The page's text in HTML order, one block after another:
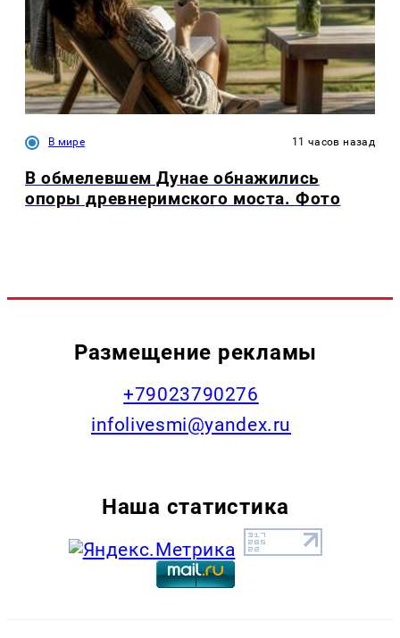
В мире 11 часов назад
В обмелевшем Дунае обнажились
опоры древнеримского моста. Фото
Размещение рекламы
+79023790276
infolivesmi@yandex.ru
Наша статистика